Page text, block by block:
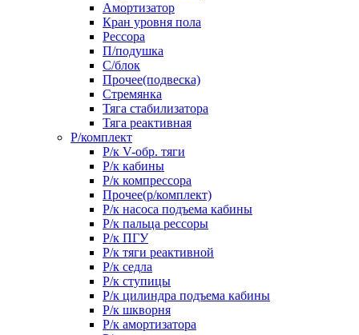
Амортизатор
Кран уровня пола
Рессора
П/подушка
С/блок
Прочее(подвеска)
Стремянка
Тяга стабилизатора
Тяга реактивная
Р/комплект
Р/к V-обр. тяги
Р/к кабины
Р/к компрессора
Прочее(р/комплект)
Р/к насоса подъема кабины
Р/к пальца рессоры
Р/к ПГУ
Р/к тяги реактивной
Р/к седла
Р/к ступицы
Р/к цилиндра подъема кабины
Р/к шкворня
Р/к амортизатора